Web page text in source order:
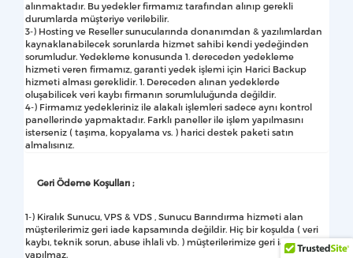
alınmaktadır. Bu yedekler firmamız tarafından alınıp gerekli
durumlarda müşteriye verilebilir.
3-) Hosting ve Reseller sunucularında donanımdan & yazılımlardan
kaynaklanabilecek sorunlarda hizmet sahibi kendi yedeğinden
sorumludur. Yedekleme konusunda 1. dereceden yedekleme
hizmeti veren firmamız, garanti yedek işlemi için Harici Backup
hizmeti alması gereklidir. 1. Dereceden alınan yedeklerde
oluşabilicek veri kaybı firmanın sorumluluğunda değildir.
4-) Firmamız yedekleriniz ile alakalı işlemleri sadece aynı kontrol
panellerinde yapmaktadır. Farklı paneller ile işlem yapılmasını
isterseniz ( taşıma, kopyalama vs. ) harici destek paketi satın
almalısınız.
Geri Ödeme Koşulları ;
1-) Kiralık Sunucu, VPS & VDS , Sunucu Barındırma hizmeti alan
müşterilerimiz geri iade kapsamında değildir. Hiç bir koşulda ( veri
kaybı, teknik sorun, abuse ihlali vb. ) müşterilerimize geri iade
yapılmaz.